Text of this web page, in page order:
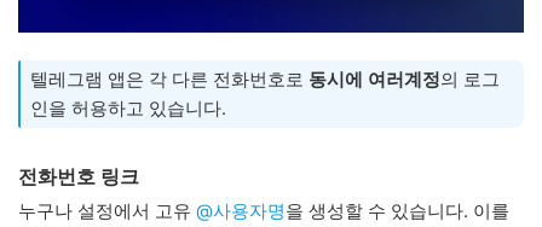
텔레그램 앱은 각 다른 전화번호로 동시에 여러계정의 로그
인을 허용하고 있습니다.
전화번호 링크
누구나 설정에서 고유 @사용자명을 생성할 수 있습니다. 이를